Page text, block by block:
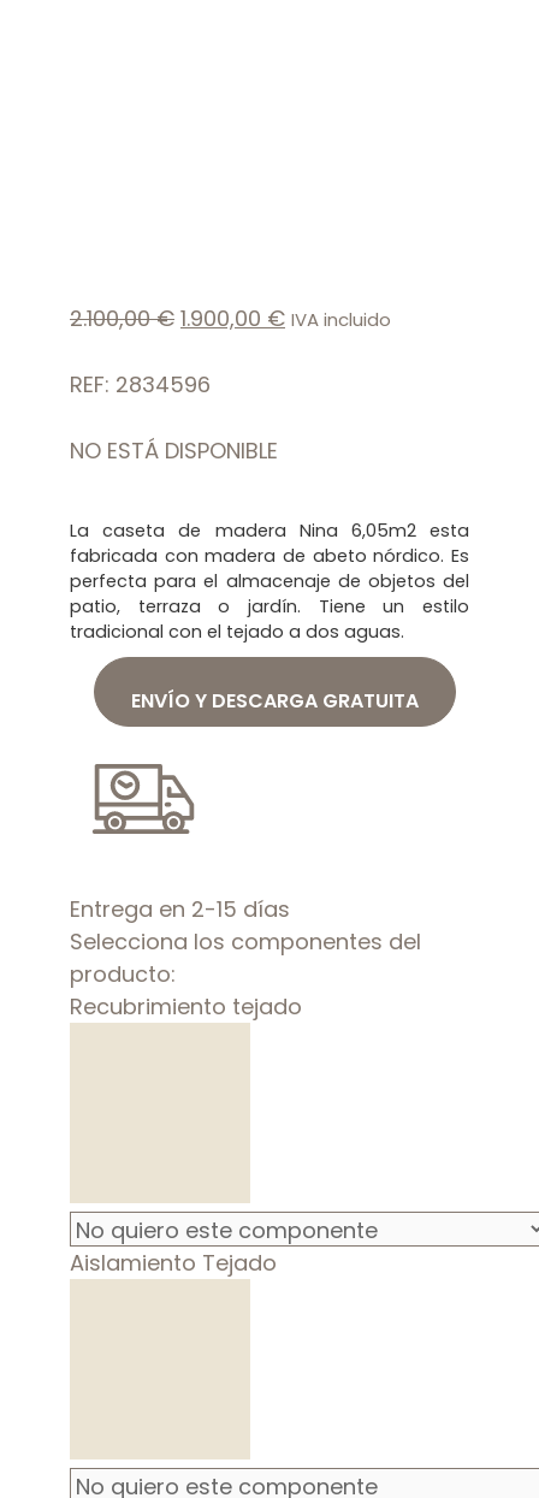
2.100,00€ 1.900,00 € IVA incluido
REF: 2834596
NO ESTÁ DISPONIBLE
La caseta de madera Nina 6,05m2 esta
fabricada con madera de abeto nórdico. Es
perfecta para el almacenaje de objetos del
patio, terraza o jardín. Tiene un estilo
tradicional con el tejado a dos aguas.
ENVÍO Y DESCARGA GRATUITA
Entrega en 2-15 días
Selecciona los componentes del
producto:
Recubrimiento tejado
Aislamiento Tejado